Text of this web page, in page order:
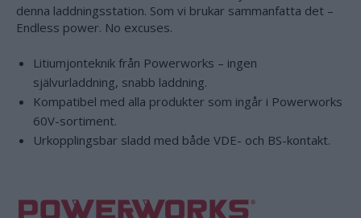
denna laddningsstation. Som vi brukar sammanfatta det –
Endless power. No excuses.
Litiumjonteknik från Powerworks – ingen
självurladdning, snabb laddning.
Kompatibel med alla produkter som ingår i Powerworks
60V-sortiment.
Urkopplingsbar sladd med både VDE- och BS-kontakt.